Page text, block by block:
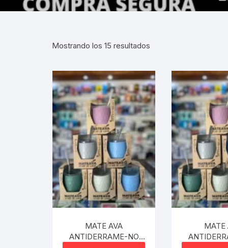
Gabinetes
Fuentes
Microfonos
CPU
Monitores
Mostrando los 15 resultados
MATE AVA
ANTIDERRAME-NO
MATE